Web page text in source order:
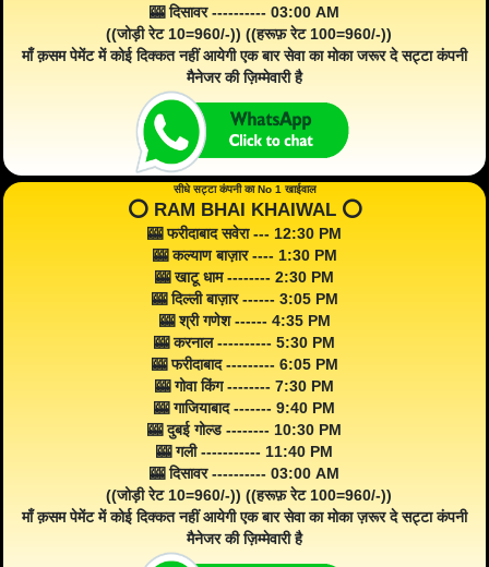
🎰 दिसावर ---------- 03:00 AM
((जोड़ी रेट 10=960/-)) ((हरूफ़ रेट 100=960/-))
माँ क़सम पेमेंट में कोई दिक्कत नहीं आयेगी एक बार सेवा का मोका जरूर दे सट्टा कंपनी
मैनेजर की ज़िम्मेवारी है
सीधे सट्टा कंपनी का No 1 खाईवाल
⭕️ RAM BHAI KHAIWAL ⭕️
🎰 फरीदाबाद सवेरा --- 12:30 PM
🎰 कल्याण बाज़ार ---- 1:30 PM
🎰 खाटू धाम -------- 2:30 PM
🎰 दिल्ली बाज़ार ------ 3:05 PM
🎰 श्री गणेश ------ 4:35 PM
🎰 करनाल ---------- 5:30 PM
🎰 फरीदाबाद --------- 6:05 PM
🎰 गोवा किंग -------- 7:30 PM
🎰 गाजियाबाद ------- 9:40 PM
🎰 दुबई गोल्ड -------- 10:30 PM
🎰 गली ----------- 11:40 PM
🎰 दिसावर ---------- 03:00 AM
((जोड़ी रेट 10=960/-)) ((हरूफ़ रेट 100=960/-))
माँ क़सम पेमेंट में कोई दिक्कत नहीं आयेगी एक बार सेवा का मोका ज़रूर दे सट्टा कंपनी
मैनेजर की ज़िम्मेवारी है